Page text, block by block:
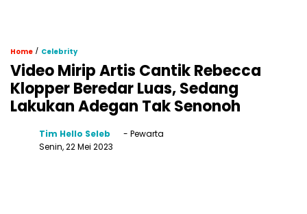
Home / Celebrity
Video Mirip Artis Cantik Rebecca
Klopper Beredar Luas, Sedang
Lakukan Adegan Tak Senonoh
Tim Hello Seleb
- Pewarta
Senin, 22 Mei 2023